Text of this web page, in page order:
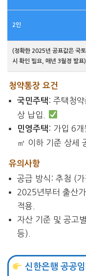
2인
(정확한 2025년 공표값은 국
시 확인 필요, 매년 3월경 발표).
청약통장 요건
국민주택: 주택청
상 납입.
민영주택: 가입 6
㎡ 이하 기준 상세
유의사항
공급 방식: 추첨 (
2025년부터 출산
적용.
자산 기준 및 공고
등).
신한은행 공공임